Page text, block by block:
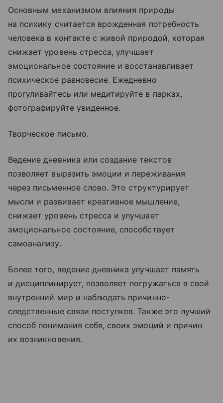
Основным механизмом влияния природы
на психику считается врожденная потребность
человека в контакте с живой природой, которая
снижает уровень стресса, улучшает
эмоциональное состояние и восстанавливает
психическое равновесие. Ежедневно
прогуливайтесь или медитируйте в парках,
фотографируйте увиденное.
Творческое письмо.
Ведение дневника или создание текстов
позволяет выразить эмоции и переживания
через письменное слово. Это структурирует
мысли и развивает креативное мышление,
снижает уровень стресса и улучшает
эмоциональное состояние, способствует
самоанализу.
Более того, ведение дневника улучшает память
и дисциплинирует, позволяет погружаться в свой
внутренний мир и наблюдать причинно-
следственные связи поступков. Также это лучший
способ понимания себя, своих эмоций и причин
их возникновения.